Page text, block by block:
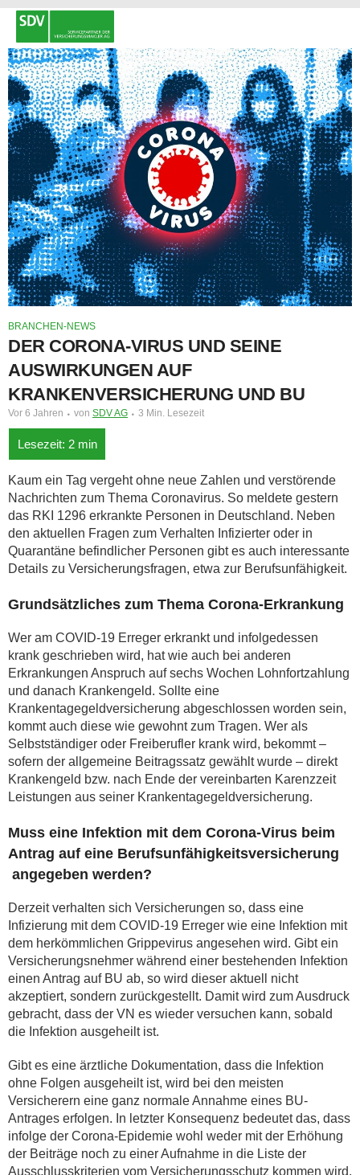
BRANCHEN-NEWS
DER CORONA-VIRUS UND SEINE
AUSWIRKUNGEN AUF
KRANKENVERSICHERUNG UND BU
Vor 6 Jahren von SDV AG 3 Min. Lesezeit
Kaum ein Tag vergeht ohne neue Zahlen und verstörende
Nachrichten zum Thema Coronavirus. So meldete gestern
das RKI 1296 erkrankte Personen in Deutschland. Neben
den aktuellen Fragen zum Verhalten Infizierter oder in
Quarantäne befindlicher Personen gibt es auch interessante
Details zu Versicherungsfragen, etwa zur Berufsunfähigkeit.
Grundsätzliches zum Thema Corona-Erkrankung
Wer am COVID-19 Erreger erkrankt und infolgedessen
krank geschrieben wird, hat wie auch bei anderen
Erkrankungen Anspruch auf sechs Wochen Lohnfortzahlung
und danach Krankengeld. Sollte eine
Krankentagegeldversicherung abgeschlossen worden sein,
kommt auch diese wie gewohnt zum Tragen. Wer als
Selbstständiger oder Freiberufler krank wird, bekommt –
sofern der allgemeine Beitragssatz gewählt wurde – direkt
Krankengeld bzw. nach Ende der vereinbarten Karenzzeit
Leistungen aus seiner Krankentagegeldversicherung.
Muss eine Infektion mit dem Corona-Virus beim
Antrag auf eine Berufsunfähigkeitsversicherung
angegeben werden?
Derzeit verhalten sich Versicherungen so, dass eine
Infizierung mit dem COVID-19 Erreger wie eine Infektion mit
dem herkömmlichen Grippevirus angesehen wird. Gibt ein
Versicherungsnehmer während einer bestehenden Infektion
einen Antrag auf BU ab, so wird dieser aktuell nicht
akzeptiert, sondern zurückgestellt. Damit wird zum Ausdruck
gebracht, dass der VN es wieder versuchen kann, sobald
die Infektion ausgeheilt ist.
Gibt es eine ärztliche Dokumentation, dass die Infektion
ohne Folgen ausgeheilt ist, wird bei den meisten
Versicherern eine ganz normale Annahme eines BU-
Antrages erfolgen. In letzter Konsequenz bedeutet das, dass
infolge der Corona-Epidemie wohl weder mit der Erhöhung
der Beiträge noch zu einer Aufnahme in die Liste der
Ausschlusskriterien vom Versicherungsschutz kommen wird.